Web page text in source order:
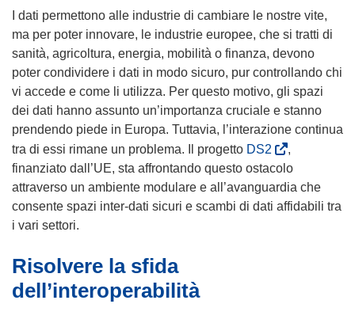
I dati permettono alle industrie di cambiare le nostre vite,
ma per poter innovare, le industrie europee, che si tratti di
sanità, agricoltura, energia, mobilità o finanza, devono
poter condividere i dati in modo sicuro, pur controllando chi
vi accede e come li utilizza. Per questo motivo, gli spazi
dei dati hanno assunto un’importanza cruciale e stanno
prendendo piede in Europa. Tuttavia, l’interazione continua
tra di essi rimane un problema. Il progetto DS2
s
i
a
,
finanziato dall’UE, sta affrontando questo ostacolo
attraverso un ambiente modulare e all’avanguardia che
consente spazi inter-dati sicuri e scambi di dati affidabili tra
i vari settori.
Risolvere la sfida
dell’interoperabilità